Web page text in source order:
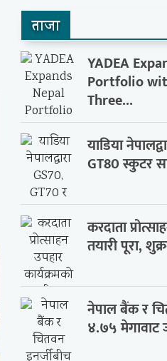
ताजा
YADEA
Portfolio
Three...
याडिया
GT80 स्कुटर
करदाता
तयारी पूरा,
नेपाल बैंक र
४.७५ मेगावाट